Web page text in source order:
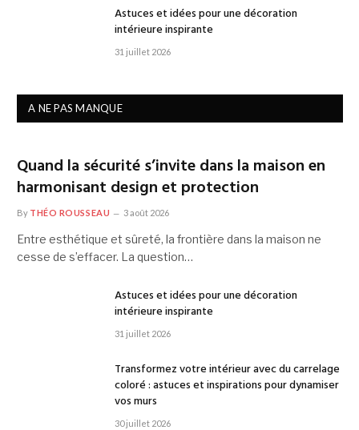
Astuces et idées pour une décoration
intérieure inspirante
31 juillet 2026
A NE PAS MANQUE
Quand la sécurité s’invite dans la maison en
harmonisant design et protection
By THÉO ROUSSEAU 3 août 2026
Entre esthétique et sûreté, la frontière dans la maison ne
cesse de s’effacer. La question…
Astuces et idées pour une décoration
intérieure inspirante
31 juillet 2026
Transformez votre intérieur avec du carrelage
coloré : astuces et inspirations pour dynamiser
vos murs
30 juillet 2026